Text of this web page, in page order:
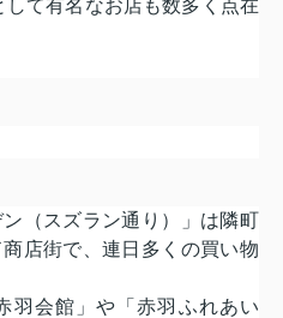
して有名なお店も数多く点在
（スズラン通り）」 は隣町
店街で、 連日多くの買い物
羽会館」や「赤羽ふれあい